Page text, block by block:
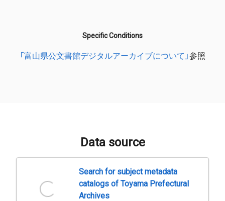
Specific Conditions
「富山県公文書館デジタルアーカイブについて」参照
Data source
Search for subject metadata
catalogs of Toyama Prefectural
Archives